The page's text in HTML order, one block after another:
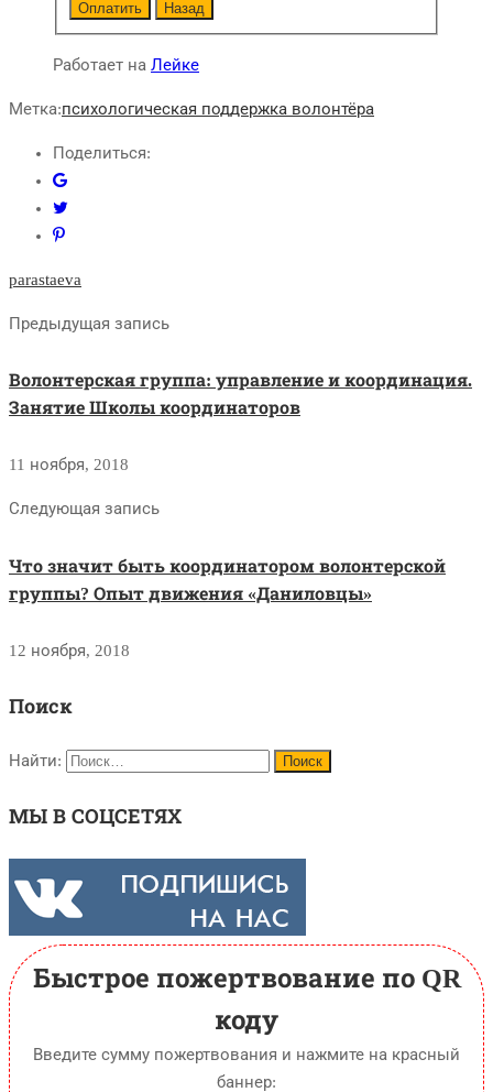
Оплатить Назад
Работает на Лейке
Метка:психологическая поддержка волонтёра
Поделиться:
parastaeva
Предыдущая запись
Волонтерская группа: управление и координация.
Занятие Школы координаторов
11 ноября, 2018
Следующая запись
Что значит быть координатором волонтерской
группы? Опыт движения «Даниловцы»
12 ноября, 2018
Поиск
Найти:
МЫ В СОЦСЕТЯХ
Быстрое пожертвование по QR
коду
Введите сумму пожертвования и нажмите на красный
баннер: